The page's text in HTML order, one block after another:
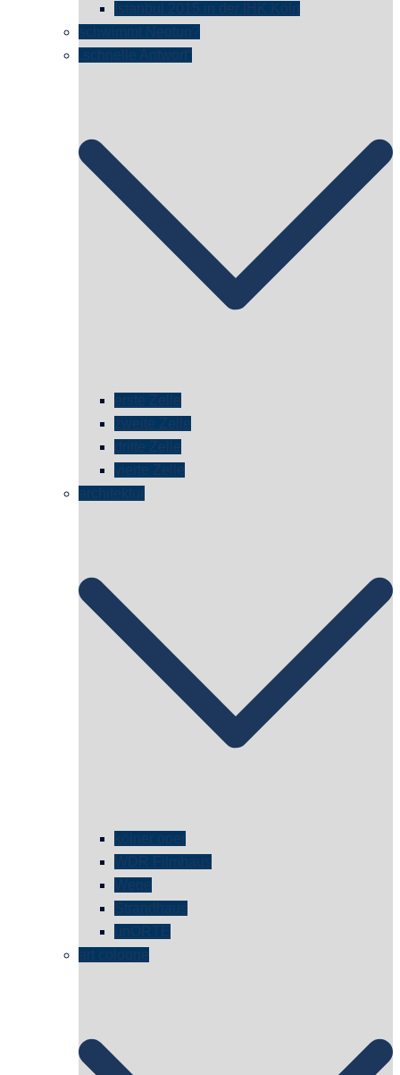
Istanbul 2015 in der IHK Köln
schwimmt Neptun?
„schnelle Antwort“
erste Zelle
zweite Zelle
dritte Zelle
vierte Zelle
architektur
kölner oper
WDR Filmhaus
Wege
Strandhaus
unORTE
art cologne